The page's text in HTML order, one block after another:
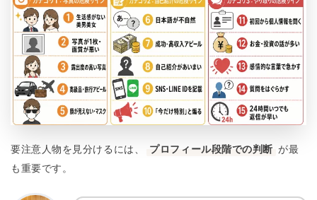
要注意人物を見分けるには、 プロフィール段階での判断 が最
も重要です。